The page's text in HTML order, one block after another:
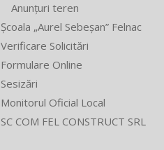
Anunțuri teren
Școala „Aurel Sebeșan” Felnac
Verificare Solicitări
Formulare Online
Sesizări
Monitorul Oficial Local
SC COM FEL CONSTRUCT SRL